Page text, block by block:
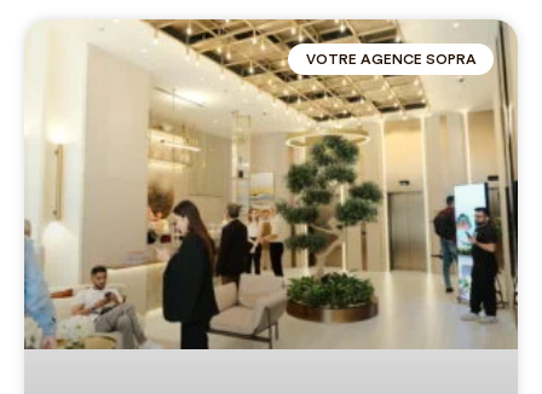
VOTRE AGENCE SOPRA